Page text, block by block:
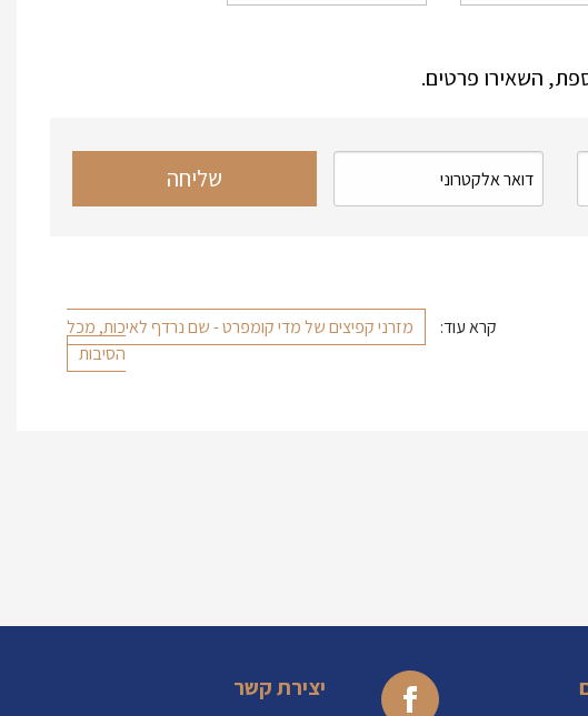
השאירו פרטים.
קרא עוד:
מזרני קפיצים של מדי קומפרט - שם נרדף לאיכות, מכל
הסיבות
יצירת קשר